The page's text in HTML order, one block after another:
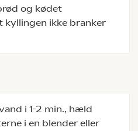
og kødet
kyllingen ikke branker
i 1-2 min., hæld
i en blender eller